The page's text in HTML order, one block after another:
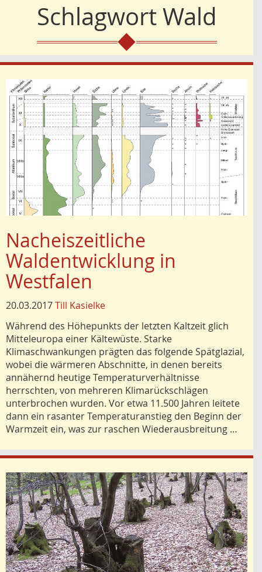
SchlagwortWald
Nacheiszeitliche
Waldentwicklung in
Westfalen
20.03.2017Till Kasielke
Während des Höhepunkts der letzten Kaltzeit glich
Mitteleuropa einer Kältewüste. Starke
Klimaschwankungen prägten das folgende Spätglazial,
wobei die wärmeren Abschnitte, in denen bereits
annähernd heutige Temperaturverhältnisse
herrschten, von mehreren Klimarückschlägen
unterbrochen wurden. Vor etwa 11.500 Jahren leitete
dann ein rasanter Temperaturanstieg den Beginn der
Warmzeit ein, was zur raschen Wiederausbreitung …